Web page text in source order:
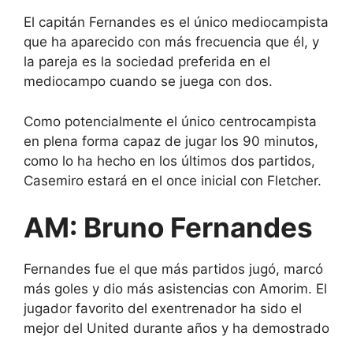
El capitán Fernandes es el único mediocampista
que ha aparecido con más frecuencia que él, y
la pareja es la sociedad preferida en el
mediocampo cuando se juega con dos.
Como potencialmente el único centrocampista
en plena forma capaz de jugar los 90 minutos,
como lo ha hecho en los últimos dos partidos,
Casemiro estará en el once inicial con Fletcher.
AM: Bruno Fernandes
Fernandes fue el que más partidos jugó, marcó
más goles y dio más asistencias con Amorim. El
jugador favorito del exentrenador ha sido el
mejor del United durante años y ha demostrado